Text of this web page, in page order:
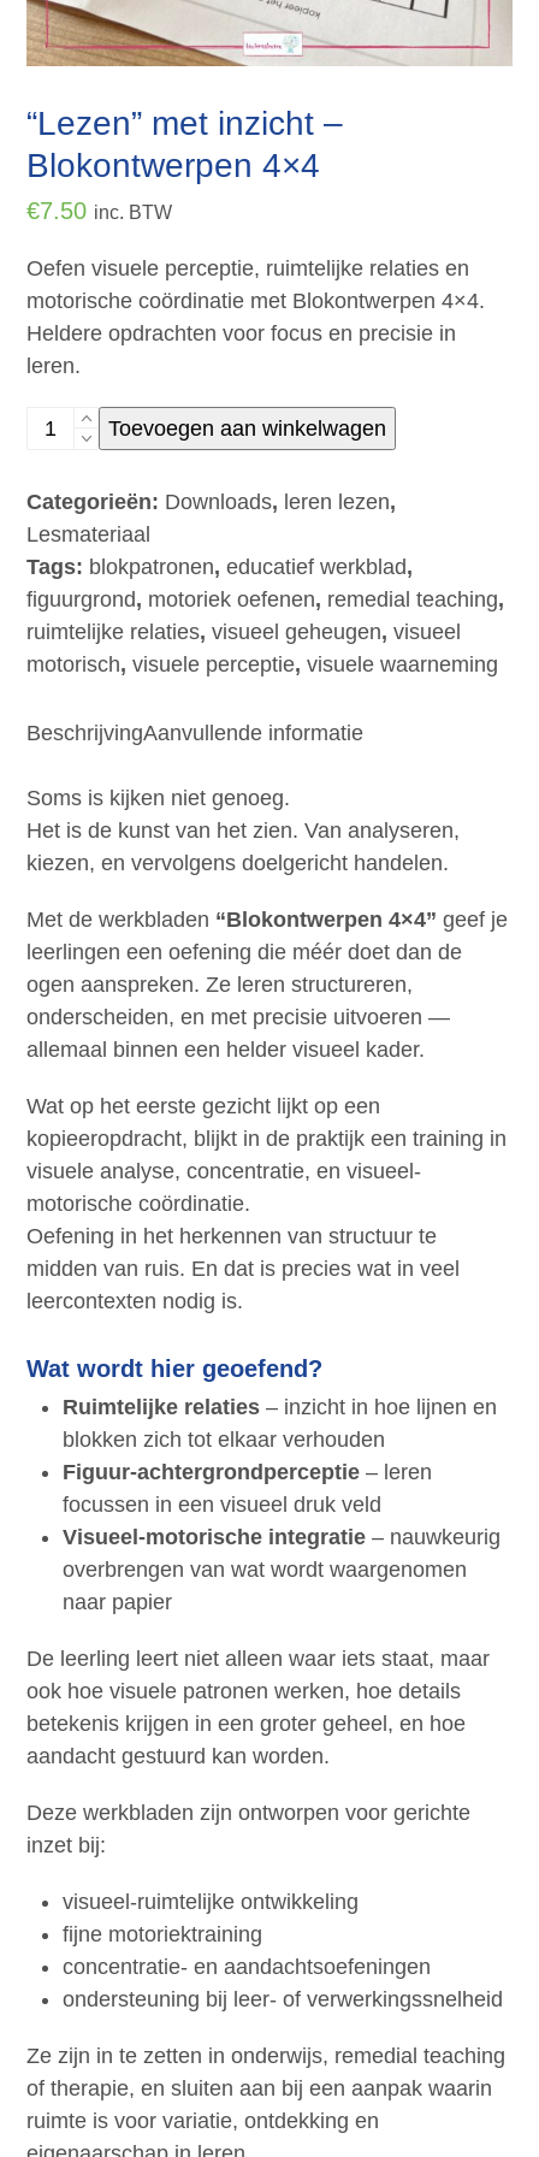
“Lezen” met inzicht –
Blokontwerpen 4×4
€7.50 inc. BTW
Oefen visuele perceptie, ruimtelijke relaties en
motorische coördinatie met Blokontwerpen 4×4.
Heldere opdrachten voor focus en precisie in
leren.
“Lezen”
4x4
aantal
Toevoegen aan winkelwagen
Categorieën: Downloads, leren lezen,
Lesmateriaal
Tags: blokpatronen,educatief werkblad,
figuurgrond, motoriek oefenen, remedial teaching,
ruimtelijke relaties,visueel geheugen,visueel
motorisch,visuele perceptie,visuele waarneming
BeschrijvingAanvullende informatie
Soms is kijken niet genoeg.
Het is de kunst van het zien. Van analyseren,
kiezen, en vervolgens doelgericht handelen.
Met de werkbladen “Blokontwerpen 4×4” geef je
leerlingen een oefening die méér doet dan de
ogen aanspreken. Ze leren structureren,
onderscheiden, en met precisie uitvoeren —
allemaal binnen een helder visueel kader.
Wat op het eerste gezicht lijkt op een
kopieeropdracht, blijkt in de praktijk een training in
visuele analyse, concentratie, en visueel-
motorische coördinatie.
Oefening in het herkennen van structuur te
midden van ruis. En dat is precies wat in veel
leercontexten nodig is.
Wat wordt hier geoefend?
Ruimtelijke relaties – inzicht in hoe lijnen en
blokken zich tot elkaar verhouden
Figuur-achtergrondperceptie – leren
focussen in een visueel druk veld
Visueel-motorische integratie – nauwkeurig
overbrengen van wat wordt waargenomen
naar papier
De leerling leert niet alleen waar iets staat, maar
ook hoe visuele patronen werken, hoe details
betekenis krijgen in een groter geheel, en hoe
aandacht gestuurd kan worden.
Deze werkbladen zijn ontworpen voor gerichte
inzet bij:
visueel-ruimtelijke ontwikkeling
fijne motoriektraining
concentratie- en aandachtsoefeningen
ondersteuning bij leer- of verwerkingssnelheid
Ze zijn in te zetten in onderwijs, remedial teaching
of therapie, en sluiten aan bij een aanpak waarin
ruimte is voor variatie, ontdekking en